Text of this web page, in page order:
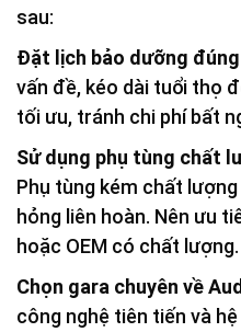
sau:
Đặt lịch bảo dưỡng đúng
vấn đề, kéo dài tuổi thọ
tối ưu, tránh chi phí bất
Sử dụng phụ tùng chất
Phụ tùng kém chất
hỏng liên hoàn. Nên ưu
hoặc OEM có chất lượng.
Chọn gara chuyên về
công nghệ tiên tiến và